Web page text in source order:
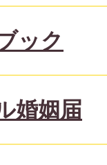
ック
婚姻届